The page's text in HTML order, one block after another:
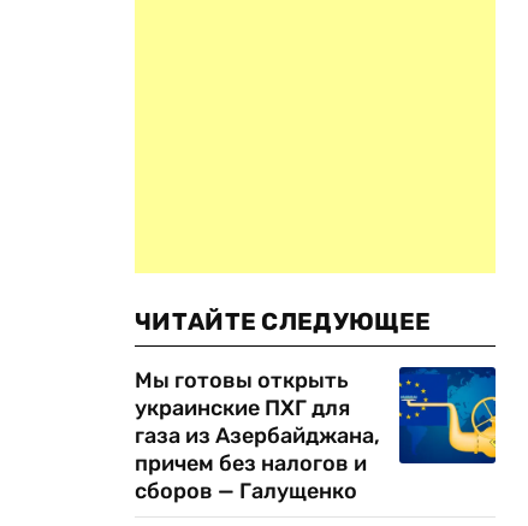
ЧИТАЙТЕ СЛЕДУЮЩЕЕ
Мы готовы открыть
украинские ПХГ для
газа из Азербайджана,
причем без налогов и
сборов — Галущенко